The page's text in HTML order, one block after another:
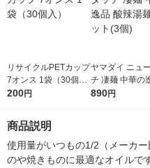
リサイクルPETカップ
7オンス 1袋（30個
入）
200円
ヤマダイ ニュ
チ 凄麺 中華の
辣湯麺 1セット
890円
商品説明
使用量がいつもの1/2（メーカ
のや焼きものに最適なオイルで